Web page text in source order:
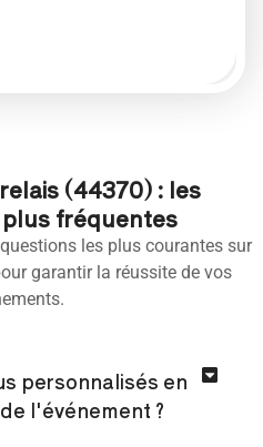
(44370) : les
fréquentes
les plus courantes sur
garantir la réussite de vos
personnalisés en
l'événement ?